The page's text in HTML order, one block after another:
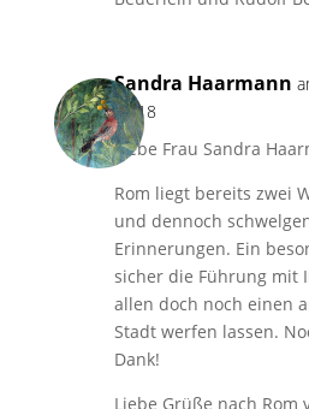
Sandra Haarmann
18:18
Liebe Frau Sandra
Rom liegt bereits zwei
und dennoch
Erinnerungen. Ein
sicher die Führung mit
allen doch noch einen
Stadt werfen lassen.
Dank!
Liebe Grüße nach Rom